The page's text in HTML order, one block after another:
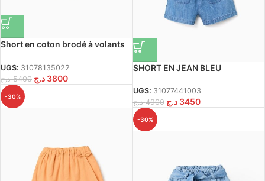
Short en coton brodé à volants
UGS: 31078135022
5400 د.ج 3800 د.ج
SHORT EN JEAN BLEU
UGS: 31077441003
4900 د.ج 3450 د.ج -30%
-30%